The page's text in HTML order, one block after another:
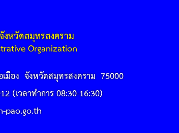
หวัดสมุทรสงคราม
Organization
มือง จังหวัดสมุทรสงคราม 75000
(เวลาทำการ 08:30-16:30)
pao.go.th